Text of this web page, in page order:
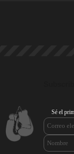
Sé el